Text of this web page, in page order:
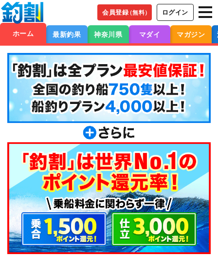
会員登録（無料） ログイン
ホーム 最新釣果 神奈川県 マダイ マガジン